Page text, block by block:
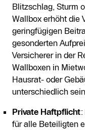
Blitzschlag, Sturm
Wallbox erhöht die
geringfügigen
gesonderten
Versicherer in der
Wallboxen in
Hausrat- oder
unterschiedlich
Private Haftpflicht
für alle Beteiligten